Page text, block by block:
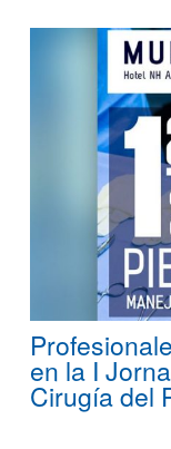
en la I
Cirugía del